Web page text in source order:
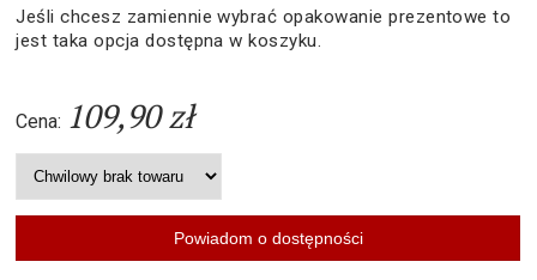
Jeśli chcesz zamiennie wybrać opakowanie prezentowe to
jest taka opcja dostępna w koszyku.
Cena: 109,90 zł